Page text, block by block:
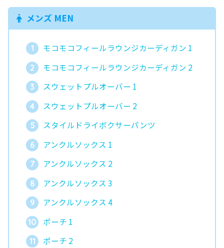
メンズ MEN
モコモコフィールラウンジカーディガン 1
モコモコフィールラウンジカーディガン 2
スウェットプルオーバー 1
スウェットプルオーバー 2
スタイルドライボクサーパンツ
アンクルソックス 1
アンクルソックス 2
アンクルソックス 3
アンクルソックス 4
ポーチ 1
ポーチ 2